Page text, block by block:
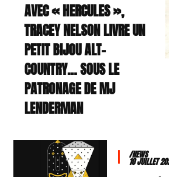
AVEC « HERCULES »,
TRACEY NELSON LIVRE UN
PETIT BIJOU ALT-
COUNTRY… SOUS LE
PATRONAGE DE MJ
LENDERMAN
/NEWS
10 JUILLET